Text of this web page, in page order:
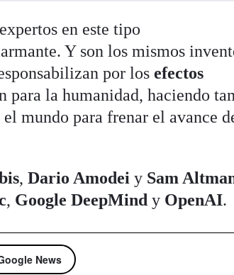
en este tipo
Y son los mismos
por losefectos
para la humanidad, haciendo
mundo para frenar el avance
, Dario Amodeiy Sam
, Google DeepMindy OpenAI.
News